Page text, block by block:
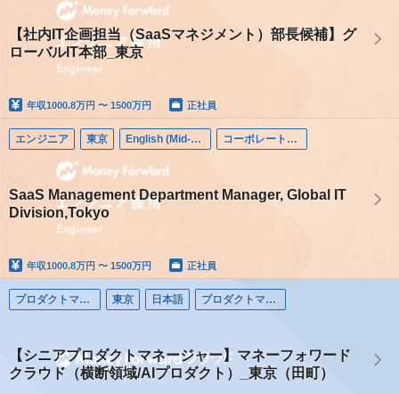
【社内IT企画担当（SaaSマネジメント）部長候補】グ
ローバルIT本部_東京
年収1000.8万円 〜 1500万円 正社員
エンジニア 東京 English (Mid-career) コーポレートエンジニア
SaaS Management Department Manager, Global IT
Division,Tokyo
年収1000.8万円 〜 1500万円 正社員
プロダクトマネージャー 東京 日本語 プロダクトマネージャー
【シニアプロダクトマネージャー】マネーフォワード
クラウド（横断領域/AIプロダクト）_東京（田町）